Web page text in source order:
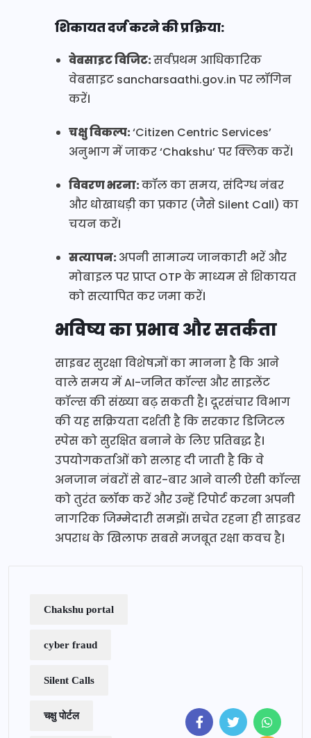
शिकायत दर्ज करने की प्रक्रिया:
वेबसाइट विजिट:सर्वप्रथम आधिकारिक
वेबसाइट sancharsaathi.gov.in पर लॉगिन
करें।
चक्षु विकल्प:‘Citizen Centric Services’
अनुभाग में जाकर ‘Chakshu’ पर क्लिक करें।
विवरण भरना:कॉल का समय, संदिग्ध नंबर
और धोखाधड़ी का प्रकार (जैसे Silent Call) का
चयन करें।
सत्यापन:अपनी सामान्य जानकारी भरें और
मोबाइल पर प्राप्त OTP के माध्यम से शिकायत
को सत्यापित कर जमा करें।
भविष्य का प्रभाव और सतर्कता
साइबर सुरक्षा विशेषज्ञों का मानना है कि आने
वाले समय में AI-जनित कॉल्स और साइलेंट
कॉल्स की संख्या बढ़ सकती है। दूरसंचार विभाग
की यह सक्रियता दर्शती है कि सरकार डिजिटल
स्पेस को सुरक्षित बनाने के लिए प्रतिबद्ध है।
उपयोगकर्ताओं को सलाह दी जाती है कि वे
अनजान नंबरों से बार-बार आने वाली ऐसी कॉल्स
को तुरंत ब्लॉक करें और उन्हें रिपोर्ट करना अपनी
नागरिक जिम्मेदारी समझें। सचेत रहना ही साइबर
अपराध के खिलाफ सबसे मजबूत रक्षा कवच है।
Chakshu portal
cyber fraud
Silent Calls
चक्षु पोर्टल